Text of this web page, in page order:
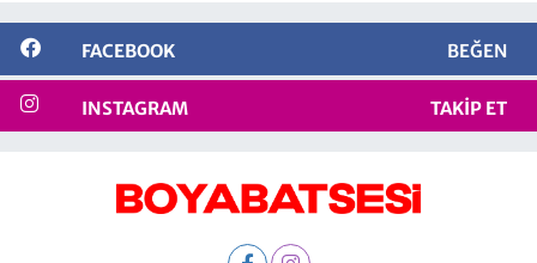
FACEBOOK BEĞEN
INSTAGRAM TAKIP ET